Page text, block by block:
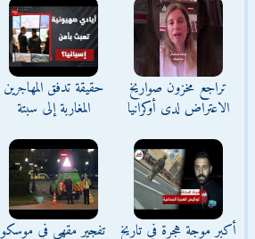
تراجع مخزون صواريخ
الاعتراض لدى أوكرانيا
حقيقة تدفق المهاجرين
المغاربة إلى سبتة
أكبر موجة هجرة في تاريخ تفجير مقهى في موسكو